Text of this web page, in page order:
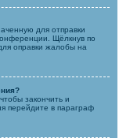
для отправки
Щёлкнув по
оправки жалобы на
закончить и
перейдите в параграф